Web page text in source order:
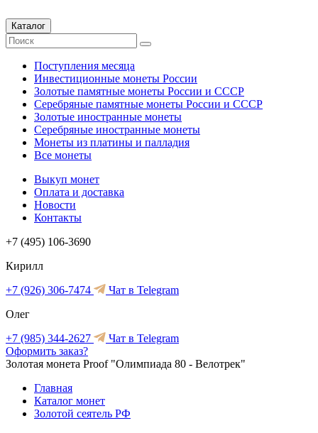
Каталог
Поступления месяца
Инвестиционные монеты России
Золотые памятные монеты России и СССР
Серебряные памятные монеты России и СССР
Золотые иностранные монеты
Серебряные иностранные монеты
Монеты из платины и палладия
Все монеты
Выкуп монет
Оплата и доставка
Новости
Контакты
+7 (495) 106-3690
Кирилл
+7 (926) 306-7474
Чат в Telegram
Олег
+7 (985) 344-2627
Чат в Telegram
Оформить заказ?
Золотая монета Proof "Олимпиада 80 - Велотрек"
Главная
Каталог монет
Золотой сеятель РФ